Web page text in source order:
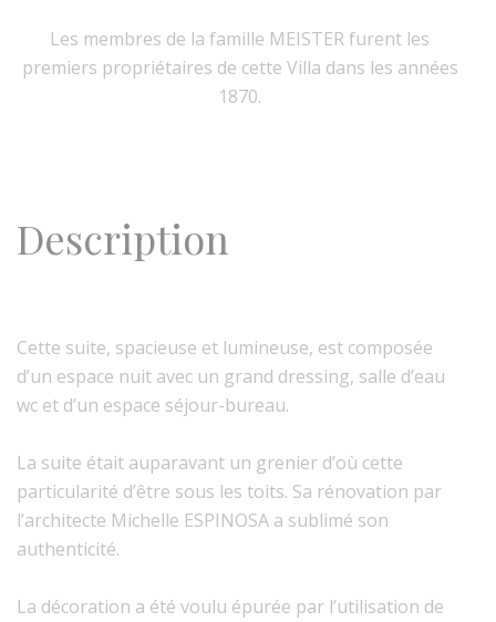
Les membres de la famille MEISTER furent les
premiers propriétaires de cette Villa dans les années
1870.
Description
Cette suite, spacieuse et lumineuse, est composée
d’un espace nuit avec un grand dressing, salle d’eau
wc et d’un espace séjour-bureau.
La suite était auparavant un grenier d’où cette
particularité d’être sous les toits. Sa rénovation par
l’architecte Michelle ESPINOSA a sublimé son
authenticité.
La décoration a été voulu épurée par l’utilisation de